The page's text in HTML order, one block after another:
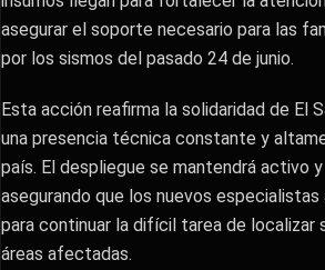
asegurar el soporte necesario para las
por los sismos del pasado 24 de junio.
​Esta acción reafirma la solidaridad de El
una presencia técnica constante y
país. El despliegue se mantendrá activo
asegurando que los nuevos
para continuar la difícil tarea de localizar
áreas afectadas.